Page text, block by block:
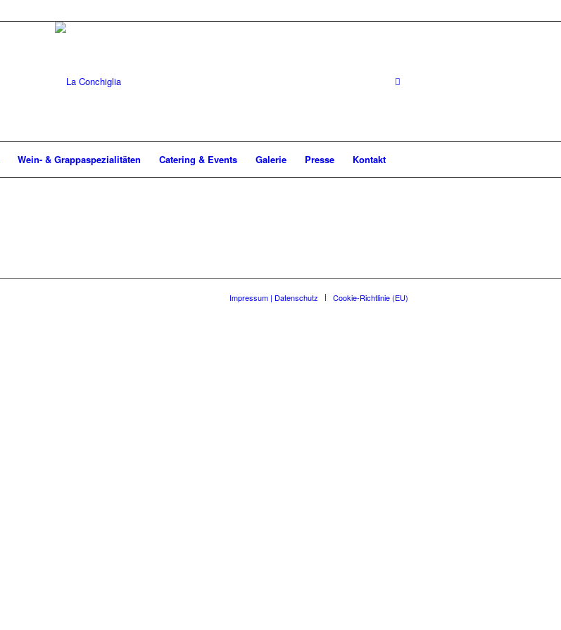
Wein- & Grappaspezialitäten Catering & Events Galerie Presse Kontakt
Impressum | Datenschutz Cookie-Richtlinie (EU)